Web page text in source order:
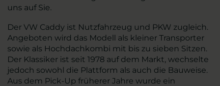
uns auf Sie.
Der VW Caddy ist Nutzfahrzeug und PKW zugleich.
Angeboten wird das Modell als kleiner Transporter
sowie als Hochdachkombi mit bis zu sieben Sitzen.
Der Klassiker ist seit 1978 auf dem Markt, wechselte
jedoch sowohl die Plattform als auch die Bauweise.
Aus dem Pick-Up früherer Jahre wurde ein